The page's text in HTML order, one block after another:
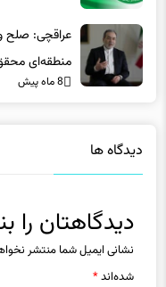
عراقچی: صلح
منطقه‌ای
8 ماه پیش
دیدگاه ها
دیدگاهتان را
نشانی ایمیل شما منتشر
شده‌اند*